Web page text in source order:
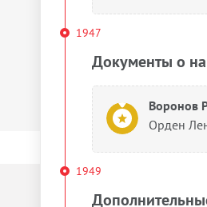
1947
Документы о
Воронов
Орден
1949